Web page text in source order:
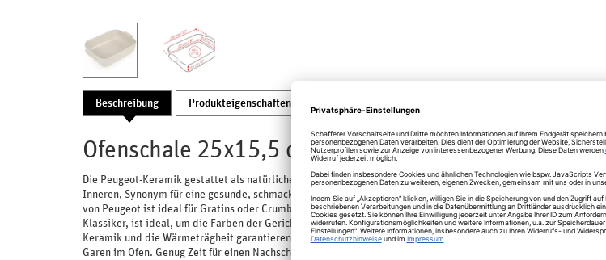
Beschreibung Produkteigenschaften
Ofenschale 25x15,5 cm Appolia ecru
Die Peugeot-Keramik gestattet als natürlicher, widerstandsfähiger Werkstoff ein gleichmäßiges Garen im
Inneren, Synonym für eine gesunde, schmackhafte Küche. Die 25 cm große, rechteckige Keramikform Appolia
von Peugeot ist ideal für Gratins oder Crumble für zwei Personen. Die naturbelassene Farbe, ein zeitloser
Klassiker, ist ideal, um die Farben der Gerichte voll zur Entfaltung kommen zu lassen. Die Qualität der Peugeot-
Keramik und die Wärmeträgheit garantieren ein Warmhalten des Inhaltes der Form bis zu 30 Minuten nach dem
Garen im Ofen. Genug Zeit für einen Nachschlag, so dass kein Krümel übrigbleibt! Die abriebfeste Emaillierung